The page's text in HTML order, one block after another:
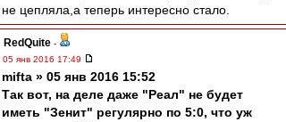
не цепляла,а теперь интересно стало.
RedQuite -
05 янв 2016 17:49
mifta » 05 янв 2016 15:52
Так вот, на деле даже "Реал" не будет
иметь "Зенит" регулярно по 5:0, что уж